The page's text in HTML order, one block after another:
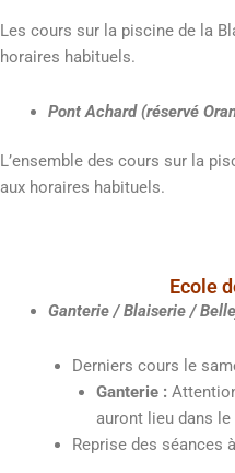
Les cours sur la piscine de la
horaires habituels.
Pont Achard (réservé
L’ensemble des cours sur la
aux horaires habituels.
Ecole
Ganterie / Blaiserie /
Derniers cours le
Ganterie :
auront lieu dans
Reprise des séances